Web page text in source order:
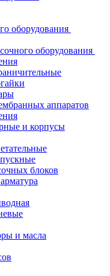
оборудования
оборудования
аппаратов
и корпусы
блоков
и масла